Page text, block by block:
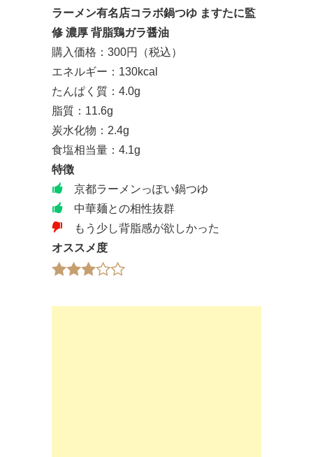
ラーメン有名店コラボ鍋つゆ ますたに監
修 濃厚 背脂鶏ガラ醤油
購入価格：300円（税込）
エネルギー：130kcal
たんぱく質：4.0g
脂質：11.6g
炭水化物：2.4g
食塩相当量：4.1g
特徴
京都ラーメンっぽい鍋つゆ
中華麺との相性抜群
もう少し背脂感が欲しかった
オススメ度